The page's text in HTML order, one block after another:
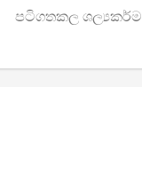
පටිගතකල ශල්‍යකර්ම